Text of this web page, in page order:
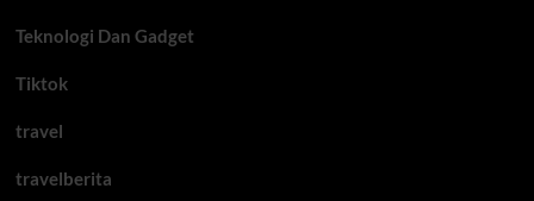
Teknologi Dan Gadget
Tiktok
travel
travelberita